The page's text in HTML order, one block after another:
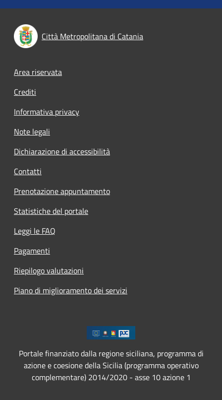
Città Metropolitana di Catania
Footer menu
Area riservata
Crediti
Informativa privacy
Note legali
Dichiarazione di accessibilità
Contatti
Prenotazione appuntamento
Statistiche del portale
Leggi le FAQ
Pagamenti
Riepilogo valutazioni
Piano di miglioramento dei servizi
Portale finanziato dalla regione siciliana, programma di
azione e coesione della Sicilia (programma operativo
complementare) 2014/2020 - asse 10 azione 1